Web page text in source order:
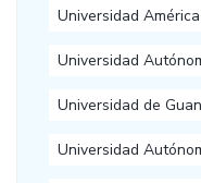
Universidad
Universidad
Universidad de
Universidad